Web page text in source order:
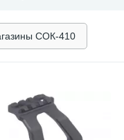
СОК-410